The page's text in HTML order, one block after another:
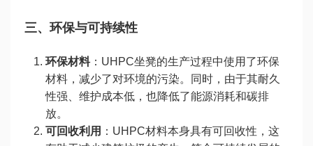
三、环保与可持续性
环保材料：UHPC坐凳的生产过程中使用了环保
材料，减少了对环境的污染。同时，由于其耐久
性强、维护成本低，也降低了能源消耗和碳排
放。
可回收利用 ：UHPC材料本身具有可回收性，这